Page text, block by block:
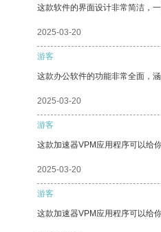
这款软件的界面设计非常简洁，一
2025-03-20
游客
这款办公软件的功能非常全面，
2025-03-20
游客
这款加速器VPM应用程序可以给
2025-03-20
游客
这款加速器VPM应用程序可以给